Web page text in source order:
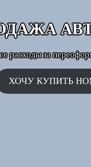
расходы за
ХОЧУ КУПИТЬ